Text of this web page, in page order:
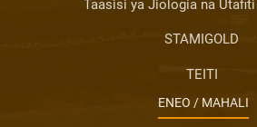
Taasisi ya Jiologia na
STAMIGOLD
TEITI
ENEO / MAHALI